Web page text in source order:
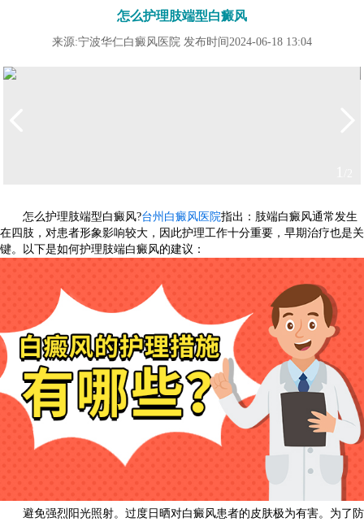
怎么护理肢端型白癜风
来源:宁波华仁白癜风医院 发布时间2024-06-18 13:04
怎么护理肢端型白癜风?台州白癜风医院指出：肢端白癜风通常发生
在四肢，对患者形象影响较大，因此护理工作十分重要，早期治疗也是关
键。以下是如何护理肢端白癜风的建议：
避免强烈阳光照射。过度日晒对白癜风患者的皮肤极为有害。为了防